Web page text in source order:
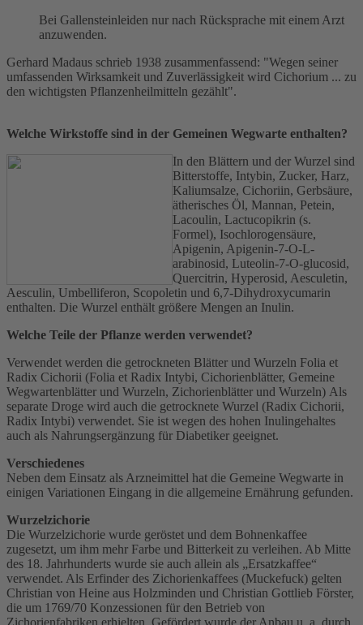
Bei Gallensteinleiden nur nach Rücksprache mit einem Arzt
anzuwenden.
Gerhard Madaus schrieb 1938 zusammenfassend: "Wegen seiner
umfassenden Wirksamkeit und Zuverlässigkeit wird Cichorium ... zu
den wichtigsten Pflanzenheilmitteln gezählt".
Welche Wirkstoffe sind in der Gemeinen Wegwarte enthalten?
In den Blättern und der Wurzel sind
Bitterstoffe, Intybin, Zucker, Harz,
Kaliumsalze, Cichoriin, Gerbsäure,
ätherisches Öl, Mannan, Petein,
Lacoulin, Lactucopikrin (s.
Formel), Isochlorogensäure,
Apigenin, Apigenin-7-O-L-
arabinosid, Luteolin-7-O-glucosid,
Quercitrin, Hyperosid, Aesculetin,
Aesculin, Umbelliferon, Scopoletin und 6,7-Dihydroxycumarin
enthalten. Die Wurzel enthält größere Mengen an Inulin.
Welche Teile der Pflanze werden verwendet?
Verwendet werden die getrockneten Blätter und Wurzeln Folia et
Radix Cichorii (Folia et Radix Intybi, Cichorienblätter, Gemeine
Wegwartenblätter und Wurzeln, Zichorienblätter und Wurzeln) Als
separate Droge wird auch die getrocknete Wurzel (Radix Cichorii,
Radix Intybi) verwendet. Sie ist wegen des hohen Inulingehaltes
auch als Nahrungsergänzung für Diabetiker geeignet.
Verschiedenes
Neben dem Einsatz als Arzneimittel hat die Gemeine Wegwarte in
einigen Variationen Eingang in die allgemeine Ernährung gefunden.
Wurzelzichorie
Die Wurzelzichorie wurde geröstet und dem Bohnenkaffee
zugesetzt, um ihm mehr Farbe und Bitterkeit zu verleihen. Ab Mitte
des 18. Jahrhunderts wurde sie auch allein als „Ersatzkaffee“
verwendet. Als Erfinder des Zichorienkaffees (Muckefuck) gelten
Christian von Heine aus Holzminden und Christian Gottlieb Förster,
die um 1769/70 Konzessionen für den Betrieb von
Zichorienfabriken erhielten. Gefördert wurde der Anbau u. a. durch